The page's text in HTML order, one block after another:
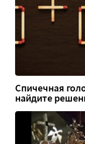
Спичечная
найдите